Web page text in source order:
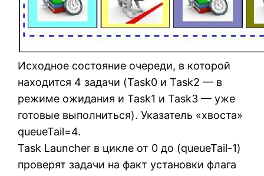
Исходное состояние очереди, в которой
находится 4 задачи (Task0 и Task2 — в
режиме ожидания и Task1 и Task3 — уже
готовые выполниться). Указатель «хвоста»
queueTail=4.
Task Launcher в цикле от 0 до (queueTail-1)
проверят задачи на факт установки флага